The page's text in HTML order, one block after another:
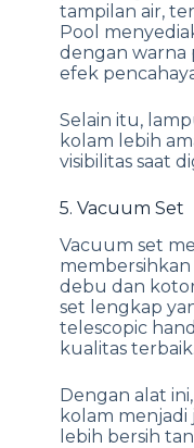
tampilan air,
Pool
dengan warna
efek
Selain itu,
kolam lebih
visibilitas saat
5. Vacuum Set
Vacuum set
debu dan
set lengkap
telescopic
kualitas terbaik.
Dengan alat
kolam
lebih bersih